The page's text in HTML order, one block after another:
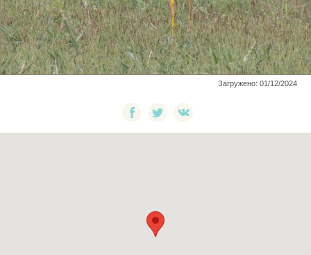
Загружено: 01/12/2024